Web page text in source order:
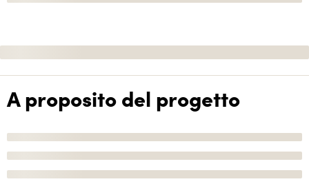
A proposito del progetto